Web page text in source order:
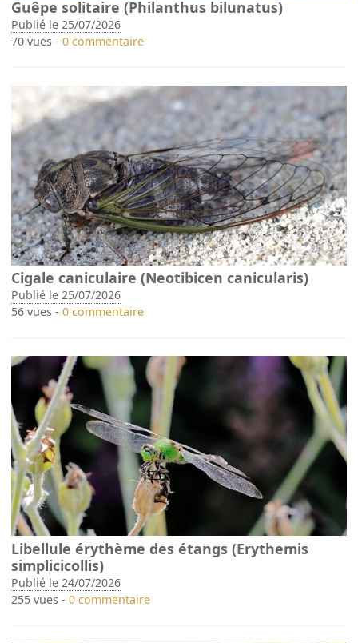
Guêpe solitaire (Philanthus bilunatus)
Publié le 25/07/2026
70 vues -0 commentaire
Cigale caniculaire (Neotibicen canicularis)
Publié le 25/07/2026
56 vues -0 commentaire
Libellule érythème des étangs (Erythemis
simplicicollis)
Publié le 24/07/2026
255 vues -0 commentaire